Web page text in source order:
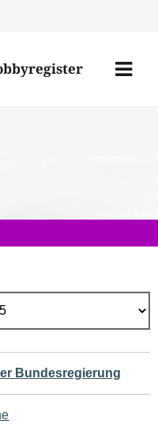
Menü
Bundesregierung